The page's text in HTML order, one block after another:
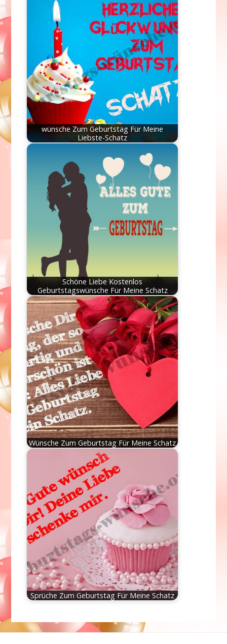
wünsche Zum Geburtstag Für Meine
Liebste-Schatz
Schöne Liebe Kostenlos
Geburtstagswünsche Für Meine Schatz
Wünsche Zum Geburtstag Für Meine Schatz
Sprüche Zum Geburtstag Für Meine Schatz